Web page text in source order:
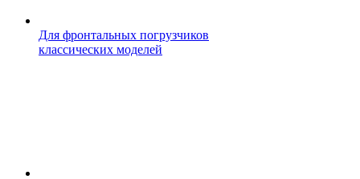
Для фронтальных погрузчиков
классических моделей